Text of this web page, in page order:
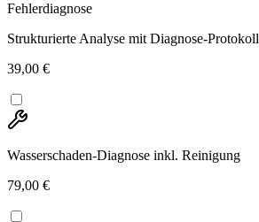
Fehlerdiagnose
Strukturierte Analyse mit Diagnose-Protokoll
39,00 €
Wasserschaden-Diagnose inkl. Reinigung
79,00 €